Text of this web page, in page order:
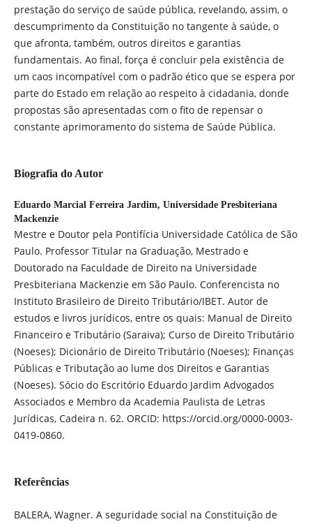
prestação do serviço de saúde pública, revelando, assim, o
descumprimento da Constituição no tangente à saúde, o
que afronta, também, outros direitos e garantias
fundamentais. Ao final, força é concluir pela existência de
um caos incompatível com o padrão ético que se espera por
parte do Estado em relação ao respeito à cidadania, donde
propostas são apresentadas com o fito de repensar o
constante aprimoramento do sistema de Saúde Pública.
Biografia do Autor
Eduardo Marcial Ferreira Jardim, Universidade Presbiteriana
Mackenzie
Mestre e Doutor pela Pontifícia Universidade Católica de São
Paulo. Professor Titular na Graduação, Mestrado e
Doutorado na Faculdade de Direito na Universidade
Presbiteriana Mackenzie em São Paulo. Conferencista no
Instituto Brasileiro de Direito Tributário/IBET. Autor de
estudos e livros jurídicos, entre os quais: Manual de Direito
Financeiro e Tributário (Saraiva); Curso de Direito Tributário
(Noeses); Dicionário de Direito Tributário (Noeses); Finanças
Públicas e Tributação ao lume dos Direitos e Garantias
(Noeses). Sócio do Escritório Eduardo Jardim Advogados
Associados e Membro da Academia Paulista de Letras
Jurídicas, Cadeira n. 62. ORCID: https://orcid.org/0000-0003-
0419-0860.
Referências
BALERA, Wagner. A seguridade social na Constituição de